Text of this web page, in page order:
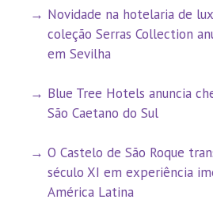
Novidade na hotelaria de
coleção Serras Collection
em Sevilha
Blue Tree Hotels anuncia
São Caetano do Sul
O Castelo de São Roque
século XI em experiência
América Latina